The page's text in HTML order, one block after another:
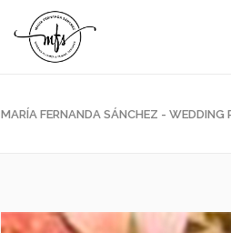
MARÍA FERNANDA SÁNCHEZ - WEDDING